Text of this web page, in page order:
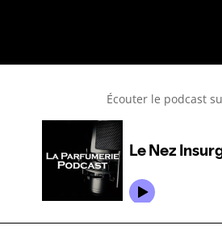
Écouter le podcast